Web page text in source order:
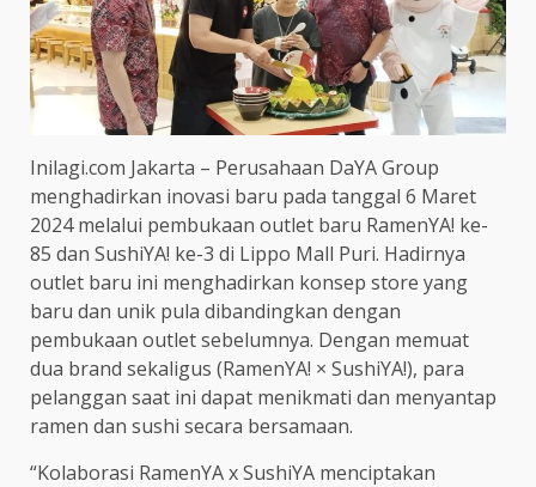
Inilagi.com Jakarta – Perusahaan DaYA Group
menghadirkan inovasi baru pada tanggal 6 Maret
2024 melalui pembukaan outlet baru RamenYA! ke-
85 dan SushiYA! ke-3 di Lippo Mall Puri. Hadirnya
outlet baru ini menghadirkan konsep store yang
baru dan unik pula dibandingkan dengan
pembukaan outlet sebelumnya. Dengan memuat
dua brand sekaligus (RamenYA! × SushiYA!), para
pelanggan saat ini dapat menikmati dan menyantap
ramen dan sushi secara bersamaan.
“Kolaborasi RamenYA x SushiYA menciptakan